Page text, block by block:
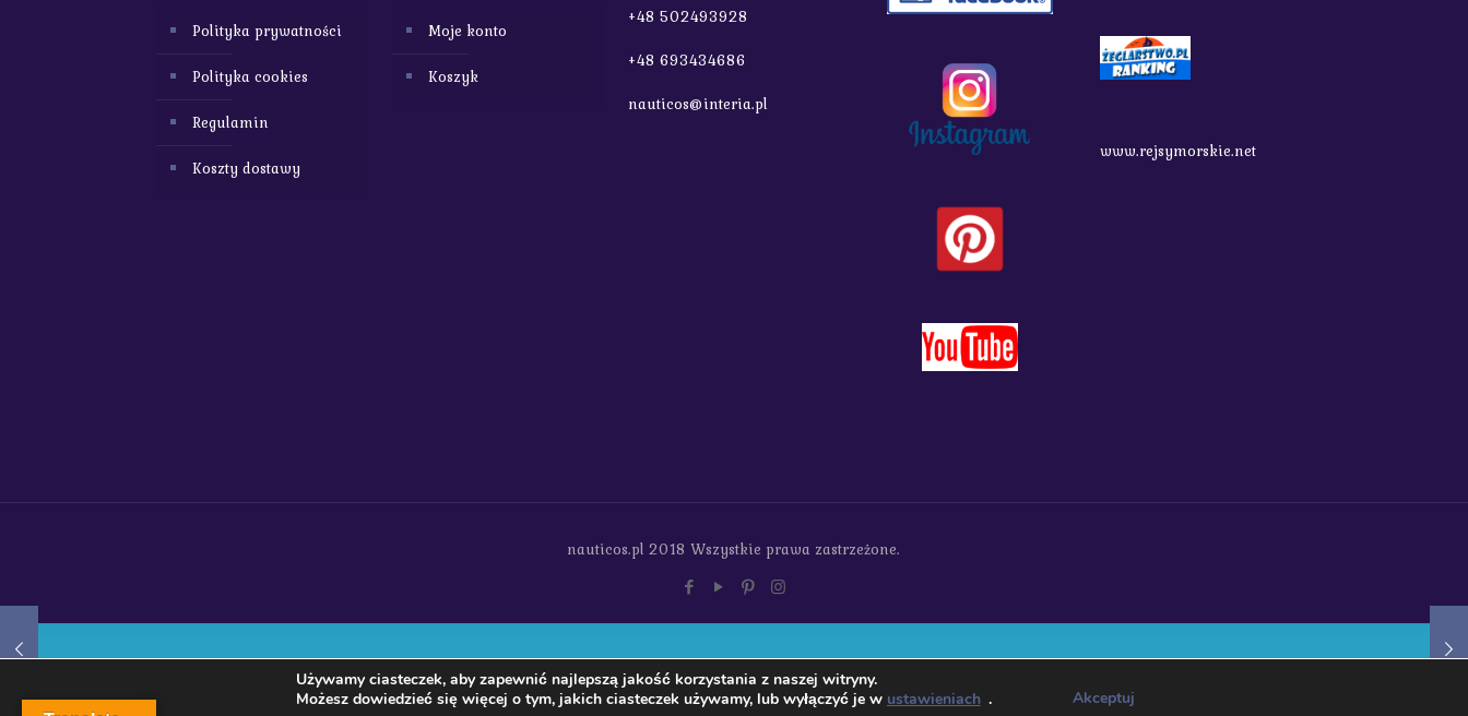
Polityka prywatności
Polityka cookies
Regulamin
Koszty dostawy
Moje konto
Koszyk
+48 502493928
+48 693434686
nauticos@interia.pl
www.rejsymorskie.net
nauticos.pl 2018 Wszystkie prawa zastrzeżone.
Używamy ciasteczek, aby zapewnić najlepszą jakość korzystania z naszej witryny.
Możesz dowiedzieć się więcej o tym, jakich ciasteczek używamy, lub wyłączyć je w ustawieniach . Akceptuj